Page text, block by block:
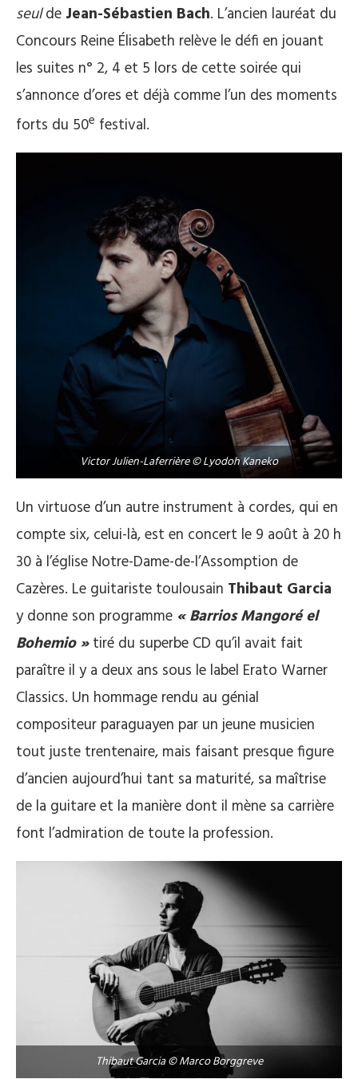
seulde Jean-Sébastien Bach. L’ancien lauréat du
Concours Reine Élisabeth relève le défi en jouant
les suites n° 2, 4 et 5 lors de cette soirée qui
s’annonce d’ores et déjà comme l’un des moments
forts du 50e festival.
Victor Julien-Laferrière © Lyodoh Kaneko
Un virtuose d’un autre instrument à cordes, qui en
compte six, celui-là, est en concert le 9 août à 20 h
30 à l’église Notre-Dame-de-l’Assomption de
Cazères. Le guitariste toulousain Thibaut Garcia
y donne son programme « Barrios Mangoré el
Bohemio »tiré du superbe CD qu’il avait fait
paraître il y a deux ans sous le label Erato Warner
Classics. Un hommage rendu au génial
compositeur paraguayen par un jeune musicien
tout juste trentenaire, mais faisant presque figure
d’ancien aujourd’hui tant sa maturité, sa maîtrise
de la guitare et la manière dont il mène sa carrière
font l’admiration de toute la profession.
Thibaut Garcia © Marco Borggreve